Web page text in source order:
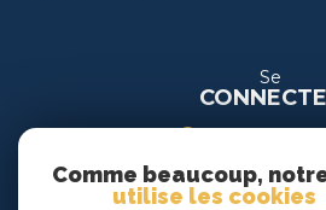
Se
espace
Comme beaucoup,
utilise les cookies